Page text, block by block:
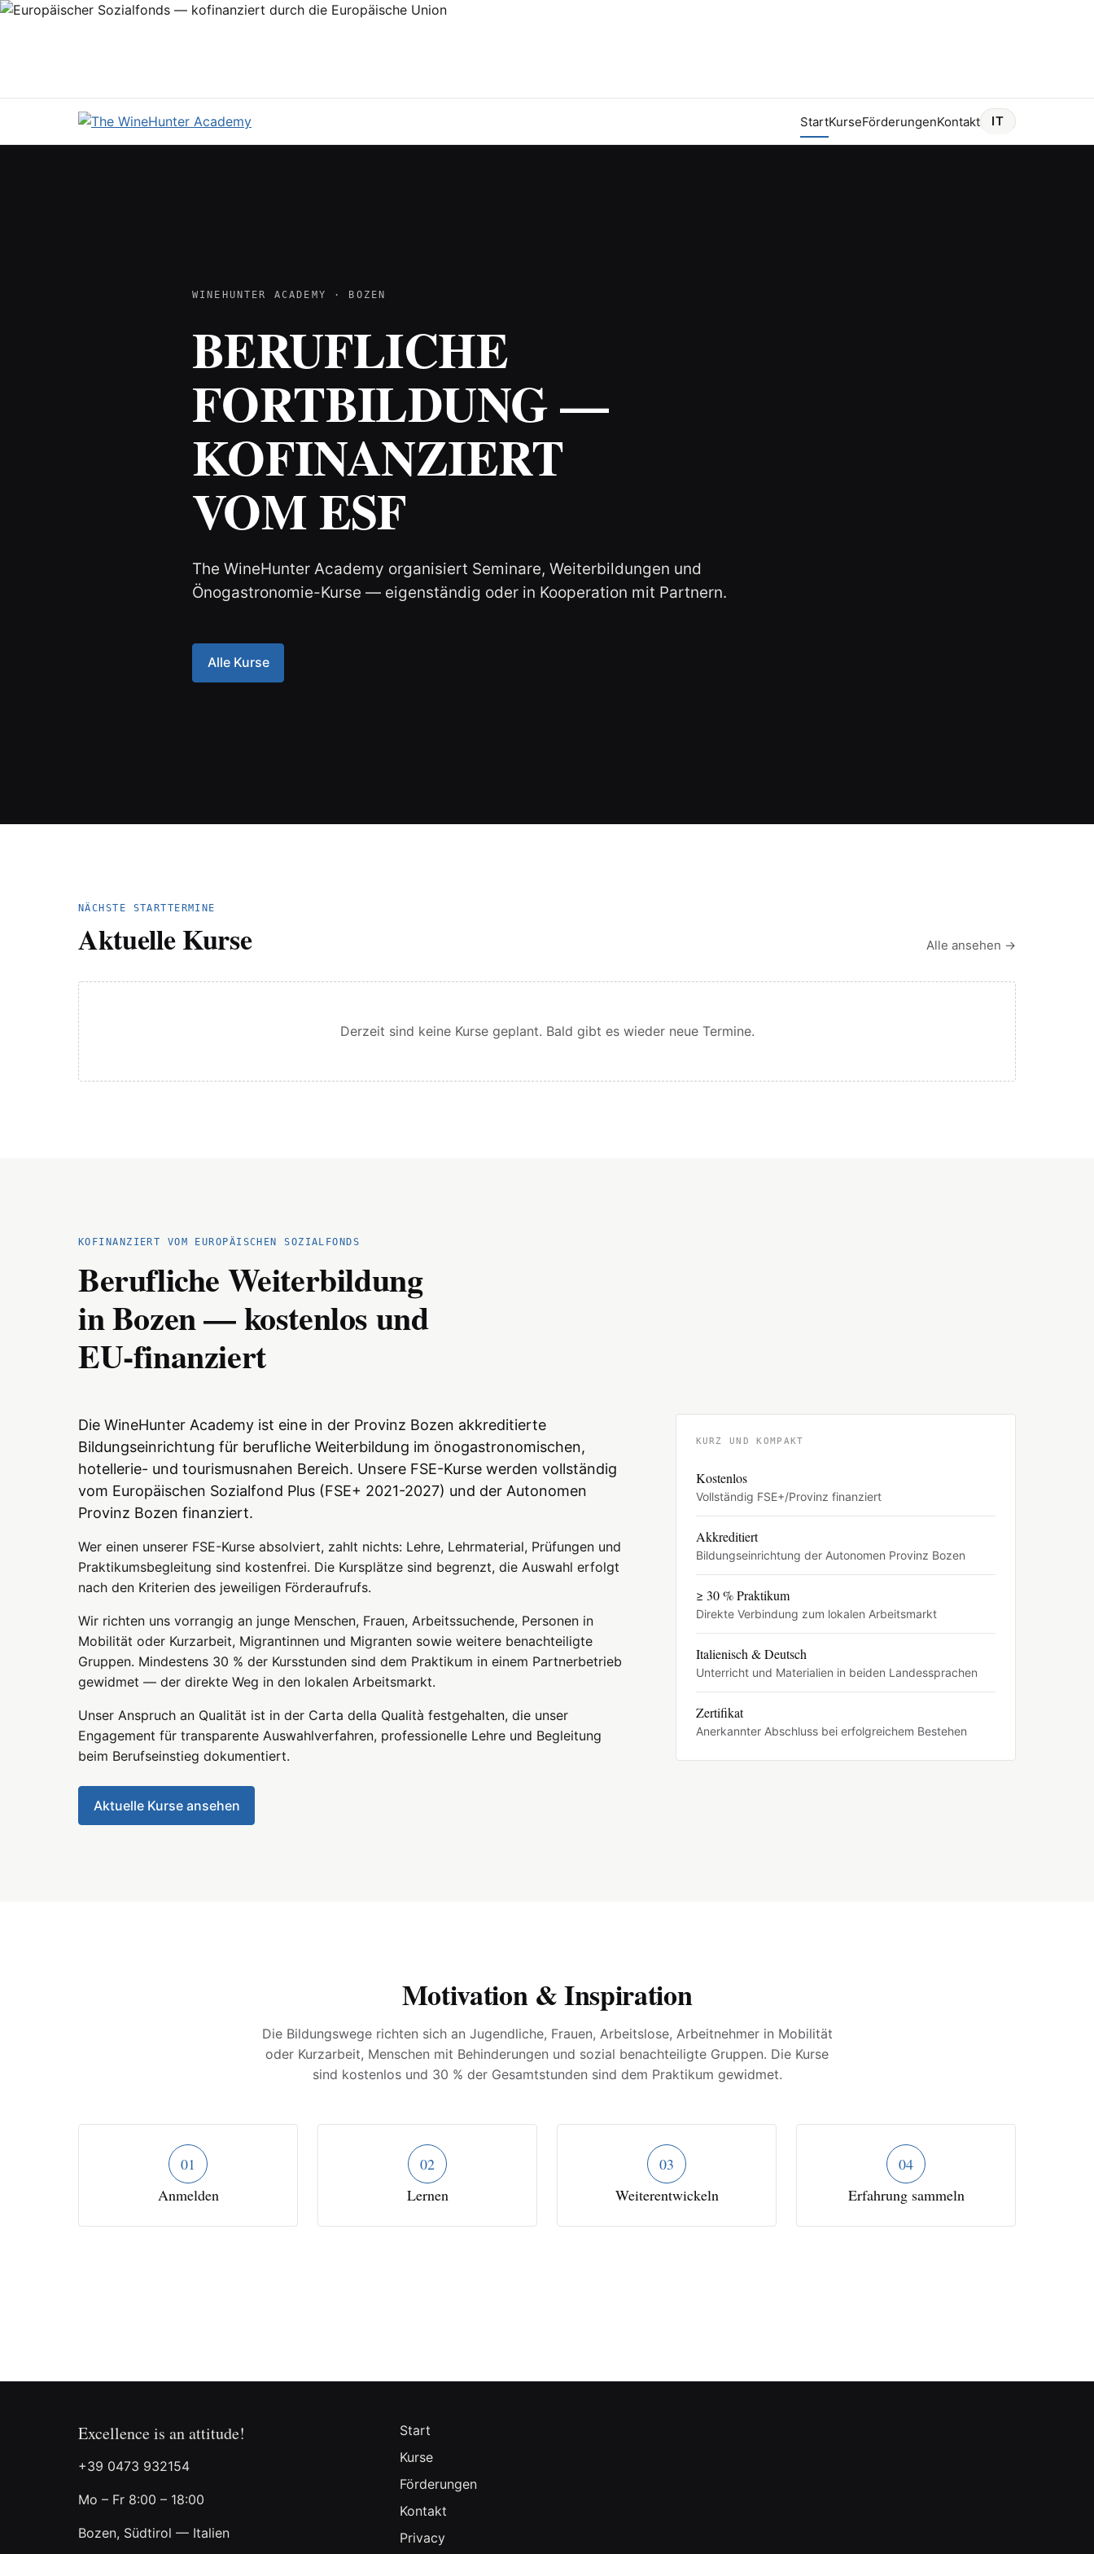
StartKurseFörderungenKontakt IT
WINEHUNTER ACADEMY · BOZEN
BERUFLICHE
FORTBILDUNG —
KOFINANZIERT
VOM ESF
The WineHunter Academy organisiert Seminare, Weiterbildungen und
Önogastronomie-Kurse — eigenständig oder in Kooperation mit Partnern.
Alle Kurse
NÄCHSTE STARTTERMINE
Aktuelle Kurse Alle ansehen →
Derzeit sind keine Kurse geplant. Bald gibt es wieder neue Termine.
KOFINANZIERT VOM EUROPÄISCHEN SOZIALFONDS
Berufliche Weiterbildung
in Bozen — kostenlos und
EU-finanziert
Die WineHunter Academy ist eine in der Provinz Bozen akkreditierte
Bildungseinrichtung für berufliche Weiterbildung im önogastronomischen,
hotellerie- und tourismusnahen Bereich. Unsere FSE-Kurse werden vollständig
vom Europäischen Sozialfond Plus (FSE+ 2021-2027) und der Autonomen
Provinz Bozen finanziert.
Wer einen unserer FSE-Kurse absolviert, zahlt nichts: Lehre, Lehrmaterial, Prüfungen und
Praktikumsbegleitung sind kostenfrei. Die Kursplätze sind begrenzt, die Auswahl erfolgt
nach den Kriterien des jeweiligen Förderaufrufs.
Wir richten uns vorrangig an junge Menschen, Frauen, Arbeitssuchende, Personen in
Mobilität oder Kurzarbeit, Migrantinnen und Migranten sowie weitere benachteiligte
Gruppen. Mindestens 30 % der Kursstunden sind dem Praktikum in einem Partnerbetrieb
gewidmet — der direkte Weg in den lokalen Arbeitsmarkt.
Unser Anspruch an Qualität ist in der Carta della Qualità festgehalten, die unser
Engagement für transparente Auswahlverfahren, professionelle Lehre und Begleitung
beim Berufseinstieg dokumentiert.
Aktuelle Kurse ansehen
KURZ UND KOMPAKT
Kostenlos
Vollständig FSE+/Provinz finanziert
Akkreditiert
Bildungseinrichtung der Autonomen Provinz Bozen
≥ 30 % Praktikum
Direkte Verbindung zum lokalen Arbeitsmarkt
Italienisch & Deutsch
Unterricht und Materialien in beiden Landessprachen
Zertifikat
Anerkannter Abschluss bei erfolgreichem Bestehen
Motivation & Inspiration
Die Bildungswege richten sich an Jugendliche, Frauen, Arbeitslose, Arbeitnehmer in Mobilität
oder Kurzarbeit, Menschen mit Behinderungen und sozial benachteiligte Gruppen. Die Kurse
sind kostenlos und 30 % der Gesamtstunden sind dem Praktikum gewidmet.
01
Anmelden
02
Lernen
03
Weiterentwickeln
04
Erfahrung sammeln
Excellence is an attitude!
+39 0473 932154
Mo – Fr 8:00 – 18:00
Bozen, Südtirol — Italien
Start
Kurse
Förderungen
Kontakt
Privacy